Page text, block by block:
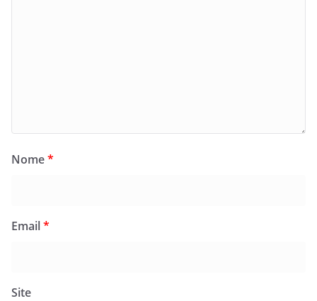
Nome*
Email*
Site